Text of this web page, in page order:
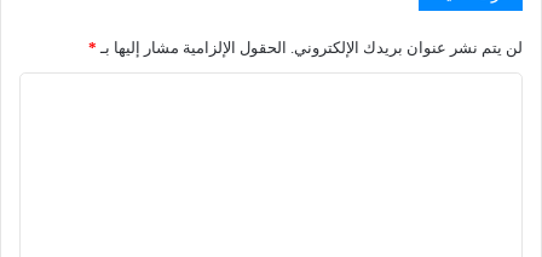
لن يتم نشر عنوان بريدك الإلكتروني. الحقول الإلزامية مشار إليها بـ *